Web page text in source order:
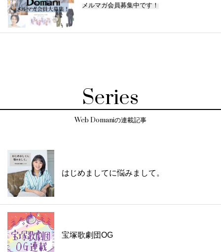
メルマガ会員募集中です！
Series
Web Domaniの連載記事
はじめましてに悩みまして。
宝塚歌劇団OG